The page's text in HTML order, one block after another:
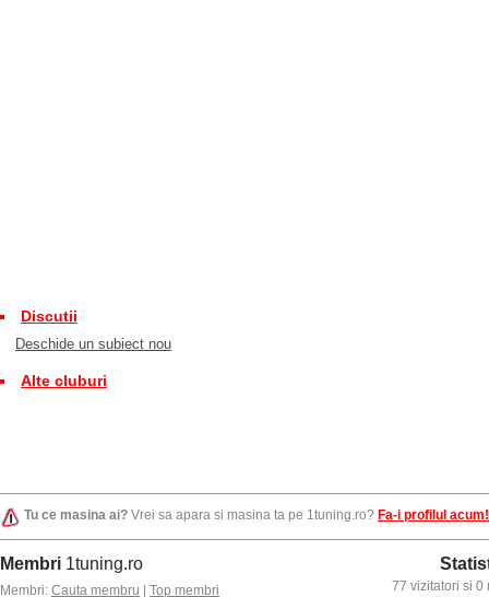
Discutii
Deschide un subiect nou
Alte cluburi
Tu ce masina ai? Vrei sa apara si masina ta pe 1tuning.ro? Fa-i profilul acum!
Membri 1tuning.ro
Membri: Cauta membru Top membri 77 vizitatori si 0